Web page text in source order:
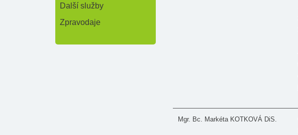
Další služby
Zpravodaje
Mgr. Bc. Markéta KOTKOVÁ DiS.